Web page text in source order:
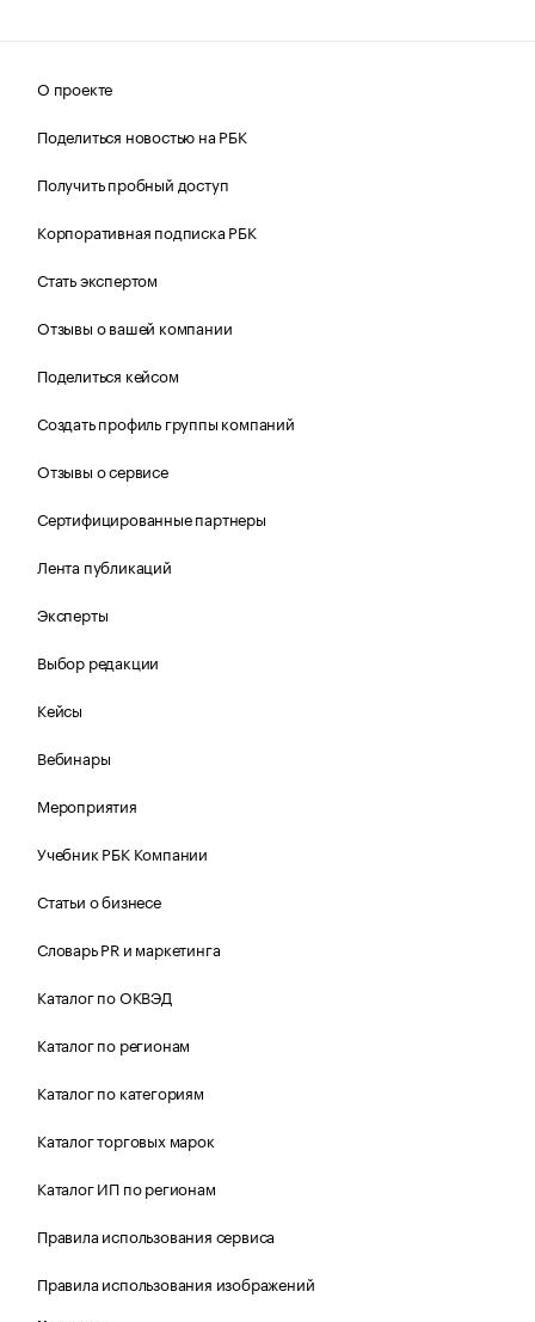
О проекте
Поделиться новостью на РБК
Получить пробный доступ
Корпоративная подписка РБК
Стать экспертом
Отзывы о вашей компании
Поделиться кейсом
Создать профиль группы компаний
Отзывы о сервисе
Сертифицированные партнеры
Лента публикаций
Эксперты
Выбор редакции
Кейсы
Вебинары
Мероприятия
Учебник РБК Компании
Статьи о бизнесе
Словарь PR и маркетинга
Каталог по ОКВЭД
Каталог по регионам
Каталог по категориям
Каталог торговых марок
Каталог ИП по регионам
Правила использования сервиса
Правила использования изображений